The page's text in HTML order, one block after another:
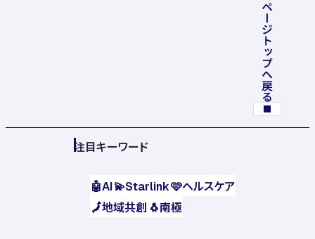
ページトップへ戻る
注目キーワード
🤖AI💫Starlink🩷ヘルスケア
🗾地域共創 🐧南極